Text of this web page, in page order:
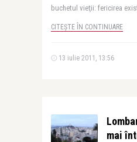
buchetul vieţii: fericirea
CITEȘTE ÎN CONTINUARE
13 iulie 2011, 13:56
mai